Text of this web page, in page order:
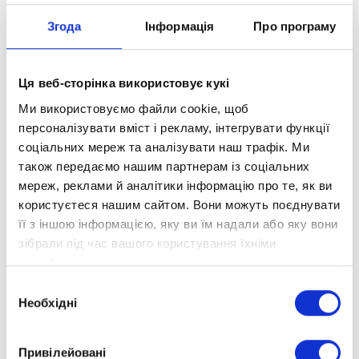
Згода Інформація Про програму
Ця веб-сторінка використовує кукі
Ми використовуємо файли cookie, щоб
персоналізувати вміст і рекламу, інтегрувати функції
соціальних мереж та аналізувати наш трафік. Ми
також передаємо нашим партнерам із соціальних
мереж, реклами й аналітики інформацію про те, як ви
користуєтеся нашим сайтом. Вони можуть поєднувати
її з іншою інформацією, яку ви їм надали або яку вони
зібрали під час вашого користування їхніми
службами.
згоди
Необхідні
Привілейовані
коли учень за медичними підставами не
може відвідувати школу. Але навіть в
цьому випадку він залишається
закладу, до нього додому приходять
викладачі цієї ж школи. Фактично, така
практика є державним репетиторством.
Екстернат - спеціальна форма навчання,
яка передбачає більш вільне відвідування
школи, на підставі випередження або
критичних відставань по шкільній
програмі. При цьому, такий висновок
може дати тільки спеціально сформована
комісія.
індивідуальне навчання необхідно докласти
(медичну або освітню), знайти школу яка буде